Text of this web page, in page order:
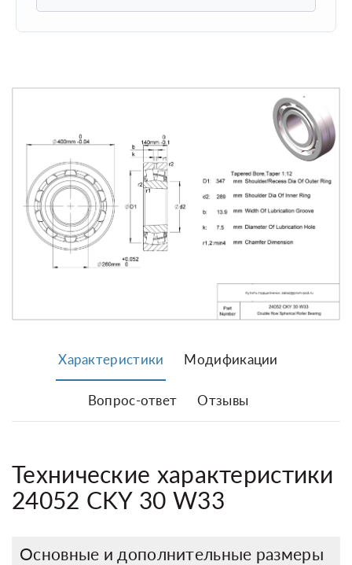
Характеристики Модификации
Вопрос-ответ Отзывы
Технические характеристики
24052 CKY 30 W33
Основные и дополнительные размеры